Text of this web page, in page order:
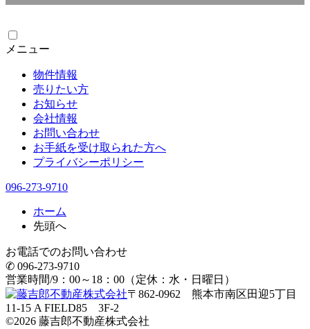
メニュー
物件情報
売りたい方
お知らせ
会社情報
お問い合わせ
お手紙を受け取られた方へ
プライバシーポリシー
096-273-9710
ホーム
先頭へ
お電話でのお問い合わせ
✆ 096-273-9710
営業時間/9：00～18：00（定休：水・日曜日）
〒862-0962 熊本市南区田迎5丁目
11-15 A FIELD85 3F-2
©2026 藤吉郎不動産株式会社